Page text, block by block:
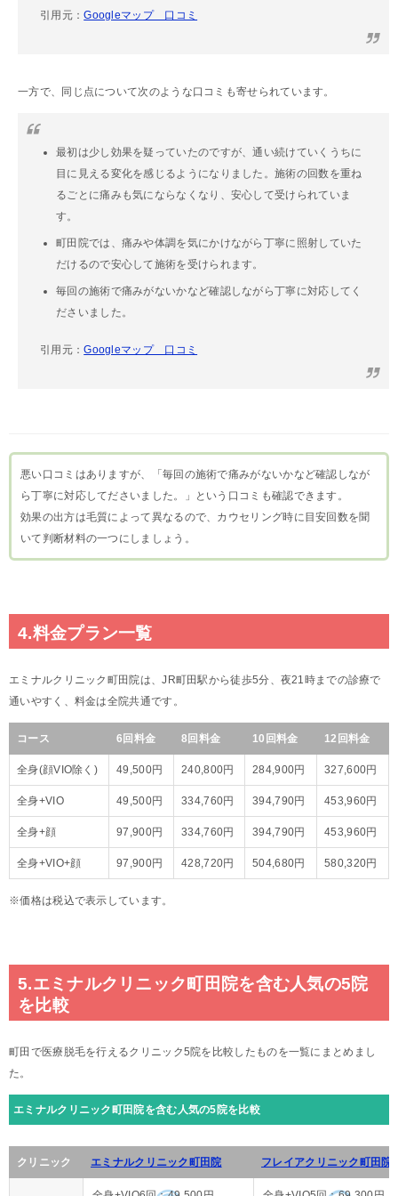
引用元：Googleマップ 口コミ
一方で、同じ点について次のような口コミも寄せられています。
最初は少し効果を疑っていたのですが、通い続けていくうちに
目に見える変化を感じるようになりました。施術の回数を重ね
るごとに痛みも気にならなくなり、安心して受けられていま
す。
町田院では、痛みや体調を気にかけながら丁寧に照射していた
だけるので安心して施術を受けられます。
毎回の施術で痛みがないかなど確認しながら丁寧に対応してく
ださいました。
引用元：Googleマップ 口コミ
悪い口コミはありますが、「毎回の施術で痛みがないかなど確認しなが
ら丁寧に対応してださいました。」という口コミも確認できます。
効果の出方は毛質によって異なるので、カウセリング時に目安回数を聞
いて判断材料の一つにしましょう。
4.料金プラン一覧
エミナルクリニック町田院は、JR町田駅から徒歩5分、夜21時までの診療で
通いやすく、料金は全院共通です。
コース 6回料金 8回料金 10回料金 12回料金
全身(顔VIO除く) 49,500円 240,800円 284,900円 327,600円
全身+VIO 49,500円 334,760円 394,790円 453,960円
全身+顔 97,900円 334,760円 394,790円 453,960円
全身+VIO+顔 97,900円 428,720円 504,680円 580,320円
※価格は税込で表示しています。
5.エミナルクリニック町田院を含む人気の5院
を比較
町田で医療脱毛を行えるクリニック5院を比較したものを一覧にまとめまし
た。
エミナルクリニック町田院を含む人気の5院を比較
クリニック エミナルクリニック町田院 フレイアクリニック町田院